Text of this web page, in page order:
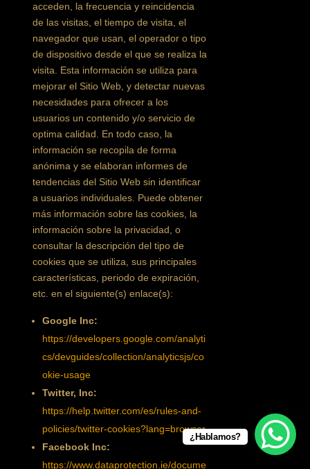
acceden, la frecuencia y reincidencia
de las visitas, el tiempo de visita, el
navegador que usan, el operador o tipo
de dispositivo desde el que se realiza la
visita. Esta información se utiliza para
mejorar el Sitio Web, y detectar nuevas
necesidades para ofrecer a los
usuarios un contenido y/o servicio de
optima calidad. En todo caso, la
información se recopila de forma
anónima y se elaboran informes de
tendencias del Sitio Web sin identificar
a usuarios individuales. Puede obtener
más información sobre las cookies, la
información sobre la privacidad, o
consultar la descripción del tipo de
cookies que se utiliza, sus principales
características, periodo de expiración,
etc. en el siguiente(s) enlace(s):
Google Inc:
https://developers.google.com/analyti
cs/devguides/collection/analyticsjs/co
okie-usage
Twitter, Inc:
https://help.twitter.com/es/rules-and-
policies/twitter-cookies?lang=browser
Facebook Inc:
https://www.dataprotection.ie/docume
¿Hablamos?